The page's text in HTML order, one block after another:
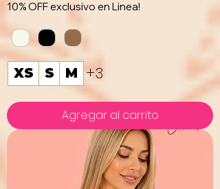
10% OFF exclusivo en Linea!
XS S M +3
Agregar al carrito